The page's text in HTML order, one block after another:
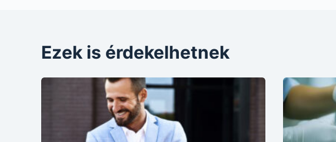
Ezek is érdekelhetnek